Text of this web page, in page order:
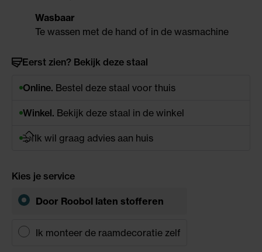
Wasbaar
Te wassen met de hand of in de wasmachine
Eerst zien? Bekijk deze staal
Online. Bestel deze staal voor thuis
Winkel. Bekijk deze staal in de winkel
Ik wil graag advies aan huis
Kies je service
Door Roobol laten stofferen
Ik monteer de raamdecoratie zelf